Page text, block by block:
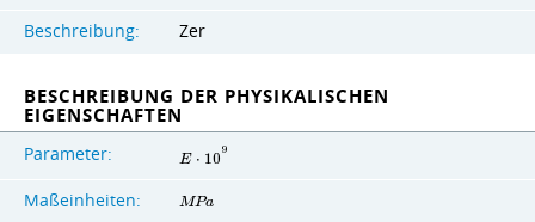
Beschreibung:
Zer
BESCHREIBUNG DER PHYSIKALISCHEN
EIGENSCHAFTEN
Parameter: E ⋅ 10
9
Maßeinheiten: MPa